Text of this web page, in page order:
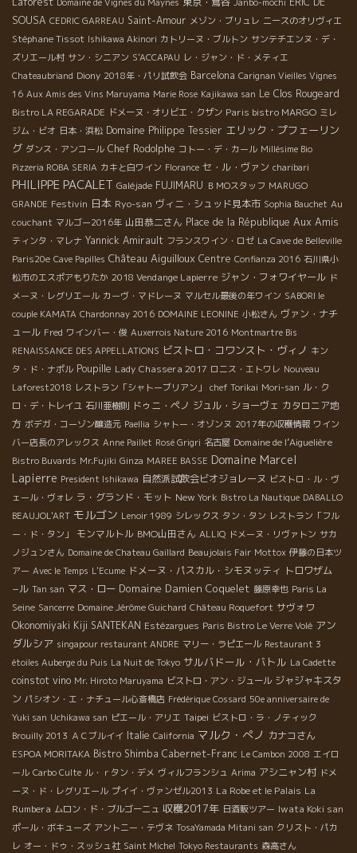
SOUSA CEDRIC GARREAU Saint-Amour メゾン・ブリュレ ニースのオリヴィエ
Stéphane Tissot Ishikawa Akinori カトリーヌ・ブルトン サンテチエンヌ・デ・
ズリエール村 サン・シニアン S'ACCAPAU レ・ジャン・ド・メティエ
Chateaubriand Diony 2018年・パリ試飲会 Barcelona Carignan Vieilles Vignes
16 Aux Amis des Vins Maruyama Marie Rose Kajikawa san Le Clos Rougeard
Bistro LA REGARADE ドメーヌ・オリビエ・クザン Paris bistro MARGO ミレ
ジム・ビオ 日本・浜松 Domaine Philippe Tessier エリック・プフェーリン
グ ダンス・アンコール Chef Rodolphe コトー・デ・カール Millésime Bio
Pizzeria ROBA SERIA カキと白ワイン Florance セ・ル・ヴァン charibari
PHILIPPE PACALET Galéjade FUJIMARU ＢＭОスタッフ MARUGO
GRANDE Festivin 日本 Ryo-san ヴィニ・シュッド見本市 Sophia Bauchet Au
couchant マルゴー2016年 山田恭二さん Place de la République Aux Amis
ティンタ・マレナ Yannick Amirault フランスワイン・ロゼ La Cave de Belleville
Paris20e Cave Papilles Château Aiguilloux Centre Confianza 2016 石川県小
松市のエスポアもりたか 2018 Vendange Lapierre ジャン・フォワイヤール ド
メーヌ・レグリエール カーヴ・マドレーヌ マルセル最後の年ワイン SABORI le
couple KAMATA Chardonnay 2016 DOMAINE LEONINE 小松さん ヴァン・ナチ
ュール Fred ワインバー・俊 Auxerrois Nature 2016 Montmartre Bis
RENAISSANCE DES APPELLATIONS ビストロ・コワンスト・ヴィノ キン
タ・ド・ナポル Poupille Lady Chassera 2017 ロニス・エトワレ Nouveau
Laforest2018 レストラン「シャトーブリアン」 chef Torikai Mori-san ル・ク
ロ・デ・トレイユ 石川亜樹則 ドゥニ・ペノ ジュル・ショーヴェ カタロニア地
方 ボデガ・コーゾン醸造元 Paellia シャトー・オゾンヌ 2017年の収穫情報 ワイン
バー店長のアレックス Anne Paillet Rosé Grigri 名古屋 Domaine de l’Aiguelière
Bistro Buvards Mr.Fujiki Ginza MAREE BASSE Domaine Marcel
Lapierre President Ishikawa 自然派試飲会ビオジョレーヌ ビストロ・ル・ヴ
ェール・ヴォレ ラ・グランド・モット New York Bistro La Nautique DABALLO
BEAUJOL'ART モルゴン Lenoir 1989 シレックス タン・タン レストラン「フル
ー・ド・タン」
モンマルトル BMO山田さん ALLIQ ドメーヌ・リヴァトン サカ
ノジュンさん Domaine de Chateau Gaillard Beaujolais Fair Mottox 伊藤の日本ツ
アー Avec le Temps L'Ecume ドメーヌ・パスカル・シモヌッティ トロワザム
−ル Tan san マス・ロー Domaine Damien Coquelet 藤原幸也 Paris La
Seine Sancerre Domaine Jérôme Guichard Château Roquefort サヴォワ
Okonomiyaki Kiji SANTEKAN Estézargues Paris Bistro Le Verre Volé アン
ダルシア singapour restaurant ANDRE マリー・ラピエール Restaurant 3
étoiles Auberge du Puis La Nuit de Tokyo サルバドール・バトル La Cadette
coinstot vino Mr. Hiroto Maruyama ビストロ・アン・ジュール ジャジャキスタ
ン パシオン・エ・ナチュール心斎橋店 Frédérique Cossard 50e anniversaire de
Yuki san Uchikawa san ピエール・アリエ Taipei ビストロ・ラ・ノティック
Brouilly 2013 ＡＣブルイイ Italie California マルク・ぺノ カナコさん
ESPOA MORITAKA Bistro Shimba Cabernet-Franc Le Cambon 2008 エイロ
ール Carbo Culte ル・ｒタン・デメ ヴィルフランシュ Arima アシニャン村 ドメ
ーヌ・ド・レグリエール プイイ・ヴァンゼル2013 La Robe et le Palais La
Rumbera ムロン・ド・ブルゴーニュ 収穫2017年 日酒販ツアー Iwata Koki san
ポール・ボキューズ アントニー・テヴネ TosaYamada Mitani san クリスト・パカ
レ オー・ドゥ・スッシュ社 Saint Michel Tokyo Restaurants 森高さん